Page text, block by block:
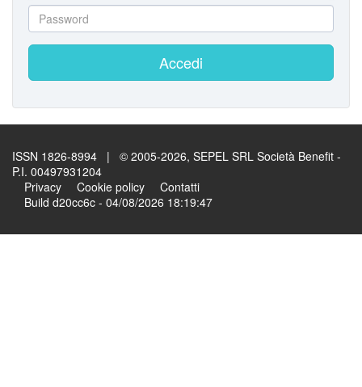
Accedi
ISSN 1826-8994 | © 2005-2026, SEPEL SRL Società Benefit -
P.I. 00497931204
Privacy
Cookie policy
Contatti
Build d20cc6c - 04/08/2026 18:19:47